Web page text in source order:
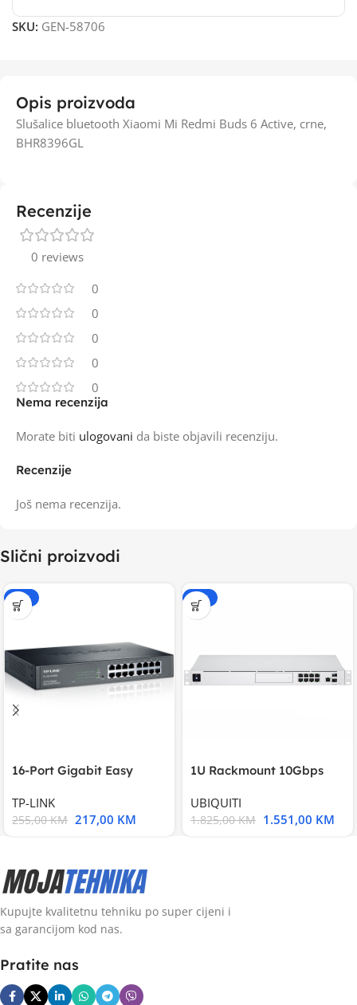
SKU: GEN-58706
Opis proizvoda
Slušalice bluetooth Xiaomi Mi Redmi Buds 6 Active, crne,
BHR8396GL
Recenzije
0 reviews
0
0
0
0
0
Recenzije
Još nema recenzija.
Nema recenzija
Morate biti ulogovani da biste objavili recenziju.
Slični proizvodi
-15%
16-Port Gigabit Easy
TP-LINK
255,00KM 217,00 KM
-15%
1U Rackmount 10Gbps
UBIQUITI
1.825,00KM 1.551,00 KM
Kupujte kvalitetnu tehniku po super cijeni i
sa garancijom kod nas.
Pratite nas